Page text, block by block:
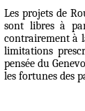
Les projets de
sont libres à
contrairement à
limitations
pensée du
les fortunes des